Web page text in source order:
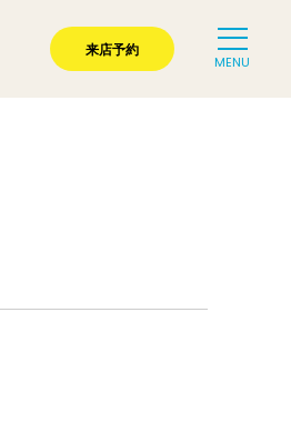
来店予約